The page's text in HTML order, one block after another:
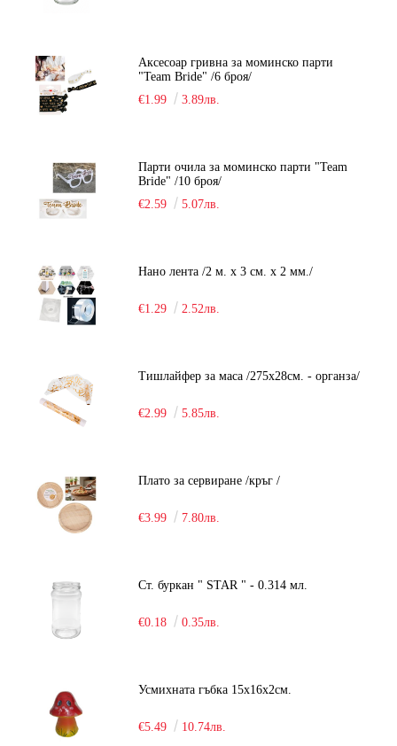
Аксесоар гривна за моминско парти
"Team Bride" /6 броя/
€1.99
3.89лв.
Парти очила за моминско парти "Team
Bride" /10 броя/
€2.59
5.07лв.
Нано лента /2 м. х 3 см. х 2 мм./
€1.29 2.52лв.
Тишлайфер за маса /275х28см. - органза/
€2.99 5.85лв.
Плато за сервиране /кръг /
€3.99 7.80лв.
Ст. буркан " STAR " - 0.314 мл.
€0.18 0.35лв.
Усмихната гъбка 15х16х2см.
€5.49 10.74лв.